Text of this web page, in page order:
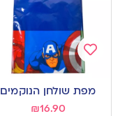
Add
to
wishlist
מפת שולחן הנוקמים
₪16.90